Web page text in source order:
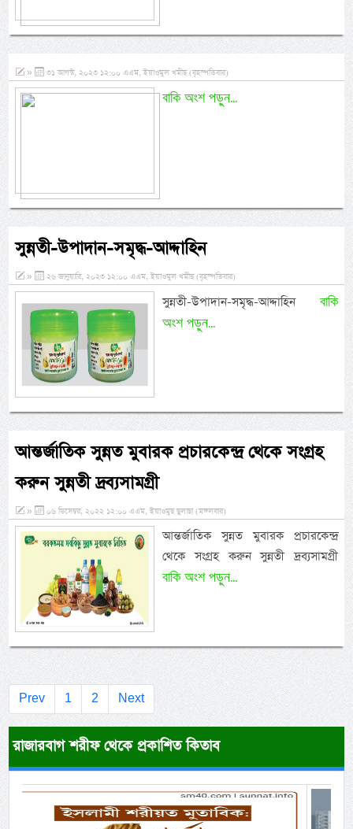
» ৩১ আগস্ট, ২০২৩ ১২:০০ এএম, ইয়াওমুল খমীছ (বৃহস্পতিবার)
বাকি অংশ পড়ুন...
সুন্নতী-উপাদান-সমৃদ্ধ-আদ্দাহিন
» ২৬ জানুয়ারি, ২০২৩ ১২:০০ এএম, ইয়াওমুল খমীছ (বৃহস্পতিবার)
সুন্নতী-উপাদান-সমৃদ্ধ-আদ্দাহিন বাকি
অংশ পড়ুন...
আন্তর্জাতিক সুন্নত মুবারক প্রচারকেন্দ্র থেকে সংগ্রহ
করুন সুন্নতী দ্রব্যসামগ্রী
» ০৬ ডিসেম্বর, ২০২২ ১২:০০ এএম, ইয়াওমুছ ছুলাছা (মঙ্গলবার)
আন্তর্জাতিক সুন্নত মুবারক প্রচারকেন্দ্র
থেকে সংগ্রহ করুন সুন্নতী দ্রব্যসামগ্রী
বাকি অংশ পড়ুন...
Prev 1 2 Next
রাজারবাগ শরীফ থেকে প্রকাশিত কিতাব